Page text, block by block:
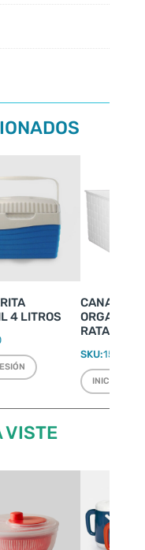
4 LITROS
CANASTO
RATAN
SKU:1509
INICIÁ
VISTE